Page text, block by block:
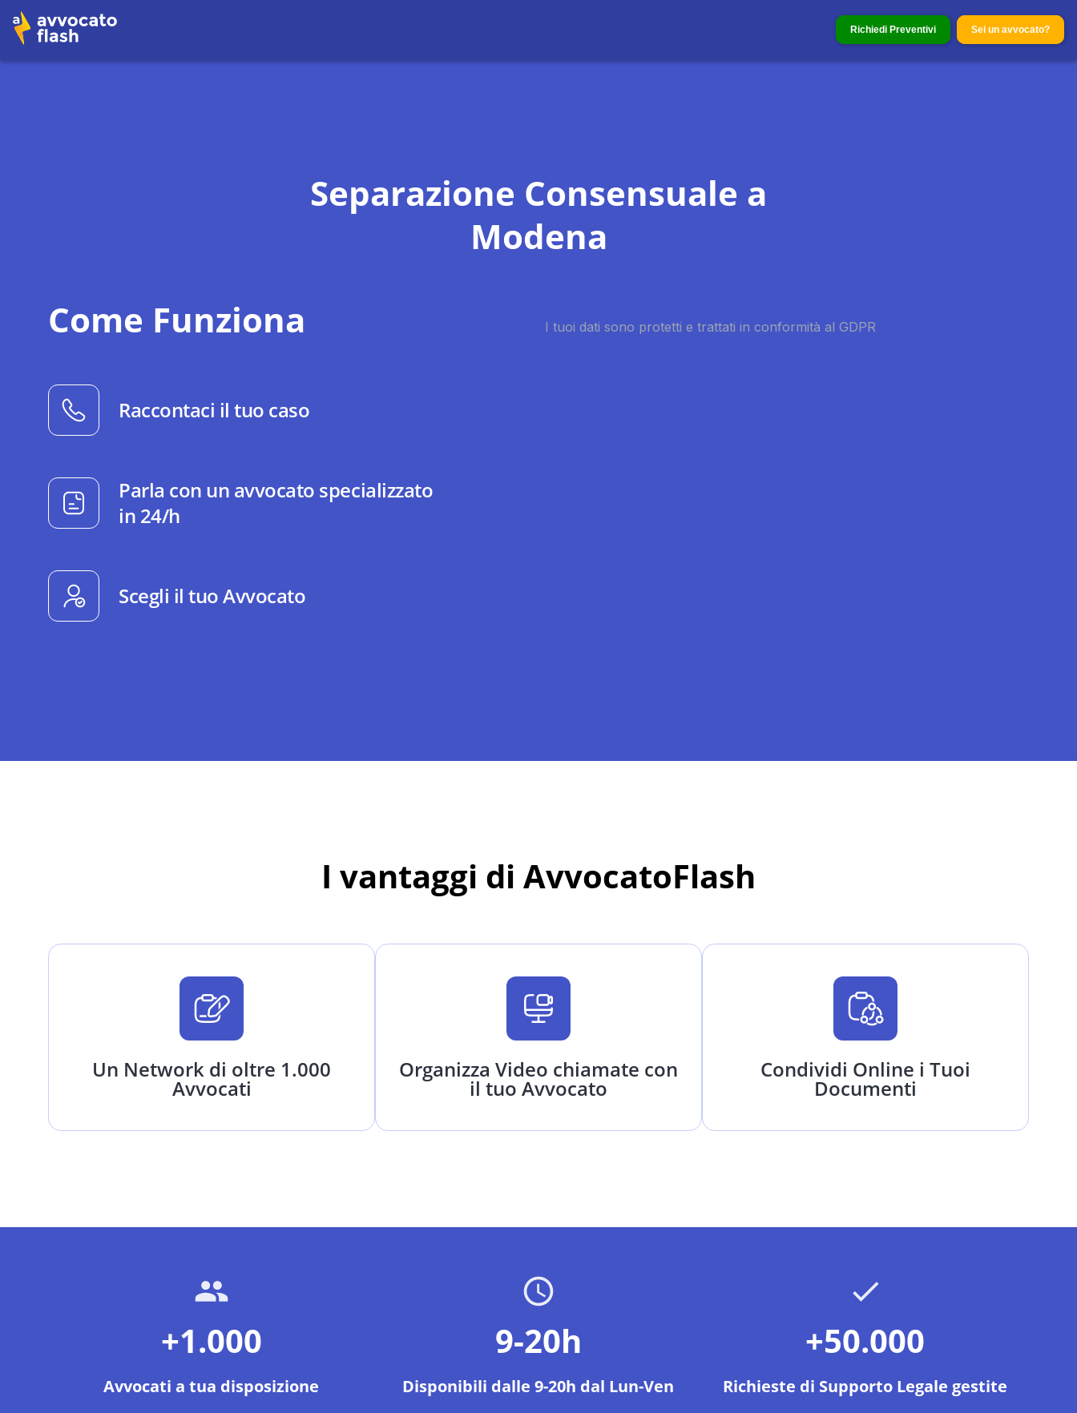
Richiedi Preventivi Sei un avvocato?
Separazione Consensuale a
Modena
Come Funziona
Raccontaci il tuo caso
Parla con un avvocato specializzato
in 24/h
Scegli il tuo Avvocato
I vantaggi di AvvocatoFlash
Un Network di oltre 1.000
Avvocati
Organizza Video chiamate con
il tuo Avvocato
Condividi Online i Tuoi
Documenti
+1.000
Avvocati a tua disposizione
9-20h
Disponibili dalle 9-20h dal Lun-Ven
+50.000
Richieste di Supporto Legale gestite